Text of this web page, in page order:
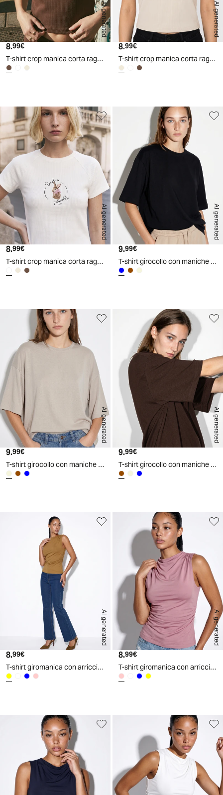
AI generated
Prezzo attuale
8.99€
T-shirt crop manica corta raglan
AI generated
Prezzo attuale
8.99€
T-shirt crop manica corta raglan
AI generated
Prezzo attuale
8.99€
T-shirt crop manica corta raglan
AI generated
Prezzo attuale
9.99€
T-shirt girocollo con maniche a pipistrello - Blu
AI generated
Prezzo attuale
9.99€
T-shirt girocollo con maniche a pipistrello - Beige grano
AI generated
Prezzo attuale
9.99€
T-shirt girocollo con maniche a pipistrello - Moro
AI generated
Prezzo attuale
8.99€
T-shirt giromanica con arriccio elegante - Senape
AI generated
Prezzo attuale
8.99€
T-shirt giromanica con arriccio elegante - Rosa